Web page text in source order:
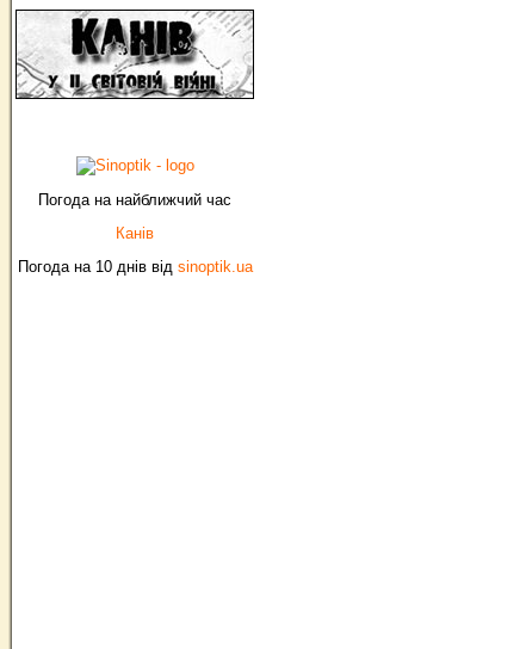
Погода на найближчий час
Канів
Погода на 10 днів від sinoptik.ua